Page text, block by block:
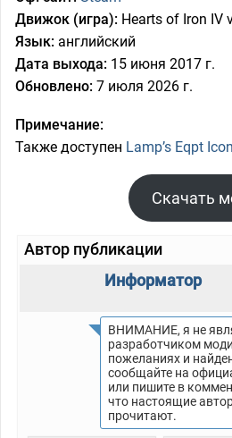
Движок (игра): Hearts of Iron IV
Язык: английский
Дата выхода: 15 июня 2017 г.
Обновлено: 7 июля 2026 г.
Примечание:
Также доступен Lamp’s Eqpt
Скачать
Автор публикации
Информатор
ВНИМАНИЕ, я не
разработчиком
пожеланиях и
сообщайте на
или пишите в
что настоящие
прочитают.